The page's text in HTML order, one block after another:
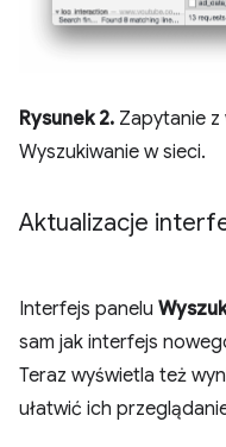
Rysunek 2. Zapytanie z
Wyszukiwanie w sieci.
Aktualizacje
Interfejs panelu
sam jak interfejs
Teraz wyświetla też
ułatwić ich